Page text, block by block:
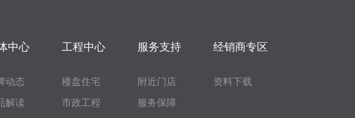
中心
动态
解读
工程中心
楼盘住宅
市政工程
服务支持
附近门店
服务保障
经销商专区
资料下载